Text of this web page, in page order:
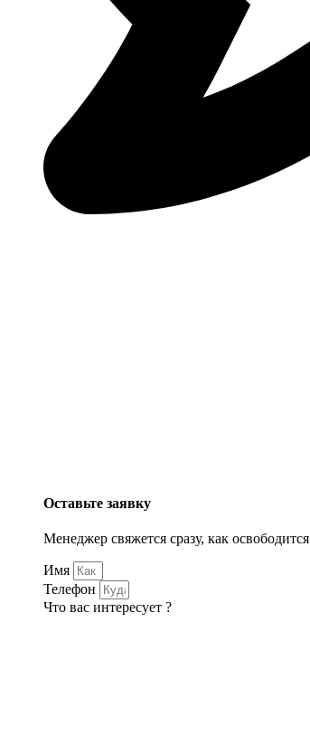
Оставьте заявку
Менеджер свяжется сразу, как освободится
Имя
Телефон
Что вас интересует ?